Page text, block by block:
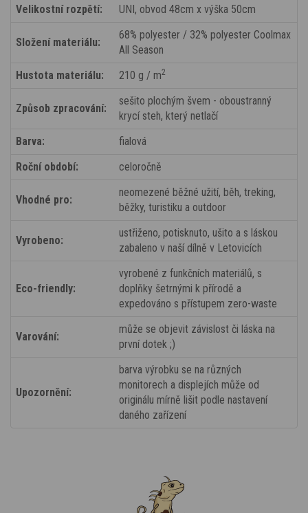
Velikostní rozpětí:
UNI, obvod 48cm x výška 50cm
Složení materiálu:
68% polyester / 32% polyester Coolmax
All Season
Hustota materiálu:
210 g / m2
Způsob zpracování:
sešito plochým švem - oboustranný
krycí steh, který netlačí
Barva:
fialová
Roční období:
celoročně
Vhodné pro:
neomezené běžné užití, běh, treking,
běžky, turistiku a outdoor
Vyrobeno:
ustřiženo, potisknuto, ušito a s láskou
zabaleno v naší dílně v Letovicích
Eco-friendly:
vyrobené z funkčních materiálů, s
doplňky šetrnými k přírodě a
expedováno s přístupem zero-waste
Varování:
může se objevit závislost či láska na
první dotek ;)
Upozornění:
barva výrobku se na různých
monitorech a displejích může od
originálu mírně lišit podle nastavení
daného zařízení